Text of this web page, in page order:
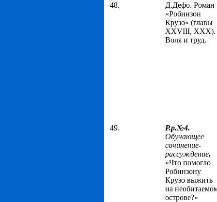
48.
Д.Дефо. Роман
«Робинзон
Крузо» (главы
XXVIII, XXX).
Воля и труд.
49.
Р.р.№4.
Обучающее
сочинение-
рассуждение.
«Что помогло
Робинзону
Крузо выжить
на
острове?»